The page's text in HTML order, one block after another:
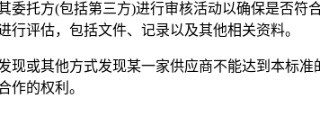
托方(包括第三方)进行审核活动以确保是否符
行评估，包括文件、记录以及其他相关资料。
或其他方式发现某一家供应商不能达到本标准
作的权利。